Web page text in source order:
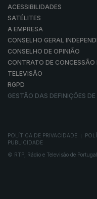
ACESSIBILIDADES
SATÉLITES
A EMPRESA
CONSELHO GERAL
CONSELHO DE OPINIÃO
CONTRATO DE CONCESSÃO
TELEVISÃO
RGPD
GESTÃO DAS DEFINIÇÕES
POLÍTICA DE PRIVACIDADE
PUBLICIDADE
© RTP, Rádio e Televisão de